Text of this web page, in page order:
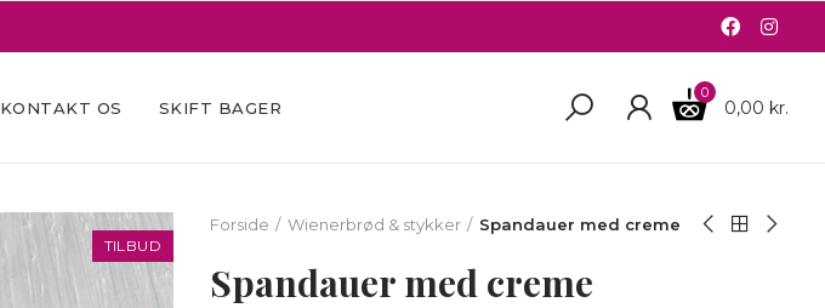
KONTAKT OS SKIFT BAGER
0
0,00 kr.
TILBUD
Forside Wienerbrød & stykker Spandauer med creme
Spandauer med creme